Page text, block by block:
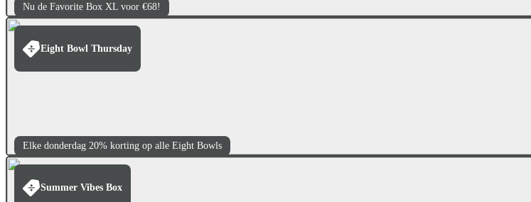
Nu de Favorite Box XL voor €68!
Eight Bowl Thursday
Elke donderdag 20% korting op alle Eight Bowls
Summer Vibes Box